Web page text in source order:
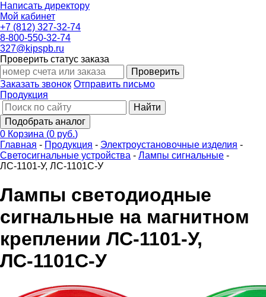
Написать директору
Мой кабинет
+7 (812) 327-32-74
8-800-550-32-74
327@kipspb.ru
Проверить статус заказа
Проверить
Заказать звонок Отправить письмо
Продукция
Найти
Подобрать аналог
0 Корзина (0 руб.)
Главная - Продукция - Электроустановочные изделия -
Светосигнальные устройства - Лампы сигнальные -
ЛС-1101-У, ЛС-1101С-У
Лампы светодиодные
сигнальные на магнитном
креплении ЛС-1101-У,
ЛС-1101С-У